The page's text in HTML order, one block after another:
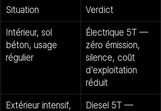
Situation Verdict
Intérieur, sol
béton, usage
régulier
Électrique 5T —
zéro émission,
silence, coût
d'exploitation
réduit
Extérieur intensif,
Diesel 5T —